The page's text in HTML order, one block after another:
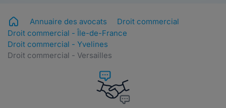
Annuaire des avocats
Droit commercial
Droit commercial - Île-de-France
Droit commercial - Yvelines
Droit commercial - Versailles